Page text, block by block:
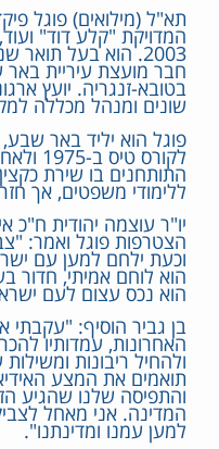
תא"ל (מילואים) פוגל
המדויקת "קלע דוד"
2003. הוא בעל
חבר מועצת עיריית
בטובא-זנגריה. יועץ
שונים ומנהל מכללה
פוגל הוא יליד באר שבע,
לקורס
התותחנים בו שירת
ללימודי משפטים, אך חזר
יו"ר עוצמה יהודית ח"כ
הצטרפות פוגל ואמר:
וכעת ילחם למען עם
הוא לוחם אמיתי, חדור
הוא נכס עצום לעם
בן גביר הוסיף: "עקבתי
האחרונות, עמדותיו
ולהחיל ריבונות
תואמים את המצע
והתפיסה שלנו שהגיע
המדינה. אני מאחל
למען עמנו ומדינתנו".